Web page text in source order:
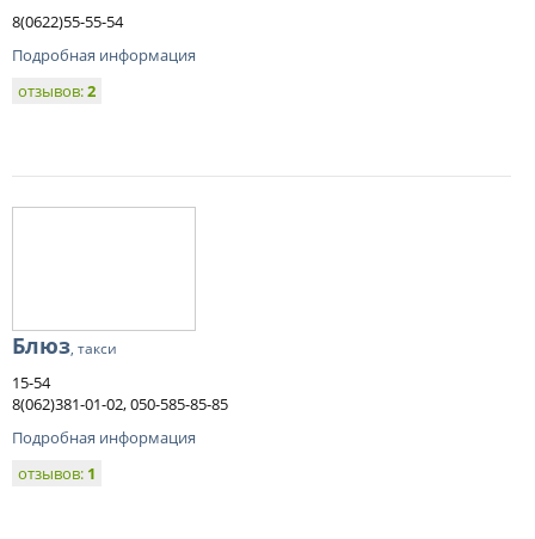
8(0622)55-55-54
Подробная информация
отзывов:2
Блюз, такси
15-54
8(062)381-01-02, 050-585-85-85
Подробная информация
отзывов: 1